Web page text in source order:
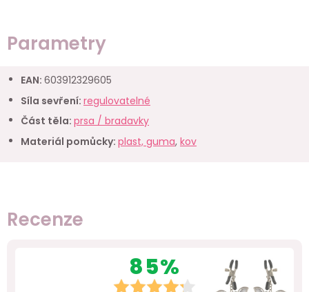
Parametry
EAN: 603912329605
Síla sevření: regulovatelné
Část těla: prsa / bradavky
Materiál pomůcky: plast, guma, kov
Recenze
85%